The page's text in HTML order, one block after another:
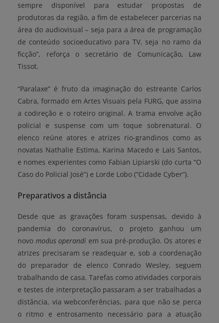
sempre disponível para estudar propostas de
produtoras da região, a fim de estabelecer parcerias na
área do audiovisual – seja para a área de programação
de conteúdo socioeducativo para TV, seja no ramo da
ficção”, reforça o secretário de Comunicação, Law
Tissot.
“Paralaxe” é fruto da imaginação do estreante Carlos
Cabra, formado em Artes Visuais pela FURG, que assina
a codireção e o roteiro original. A trama envolve ação
policial e suspense com um toque sobrenatural. O
elenco reúne atores e atrizes rio-grandinos como as
novatas Nathalie Estima, Karina Macedo e Lais Santos,
e nomes experientes como Fabian Lipiarski (do curta “O
Caso do Policial José”) e Lorde Lobo (“Cidade Cyber”).
Preparativos a distância
Desde que as gravações foram suspensas, devido à
pandemia do coronavírus, o projeto ganhou um
novo modus operandi em sua pré-produção. Os atores e
atrizes precisaram se readequar e, sob a coordenação
do preparador de elenco Conrado Wesley, seguem
trabalhando de casa. Tarefas como atividades corporais
e testes de interpretação passaram a ser trabalhadas a
distância, via webconferências, para que não se perca
o ritmo e entrosamento necessário para a atuação